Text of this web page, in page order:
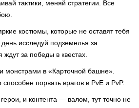
тактики, меняй стратегии. Все
костюмы, которые не оставят тебя
исследуй подземелья за
за победы в квестах.
монстрами в «Карточной башне».
порвать врагов в PvE и PvP.
и контента — валом, тут точно не